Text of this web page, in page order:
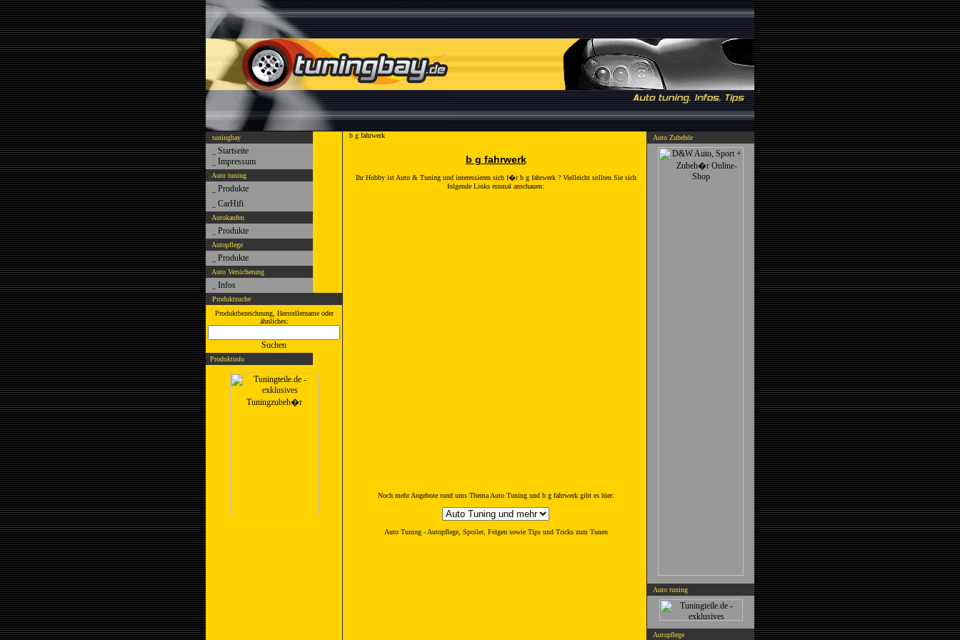
tuningbay
Startseite
Impressum
Auto tuning
Produkte
CarHifi
Autokaufen
Produkte
Autopflege
Produkte
Auto Versicherung
Infos
Produktsuche
Produktbezeichnung, Herstellername oder
ähnliches:
Suchen
Produktinfo
b g fahrwerk
b g fahrwerk
Ihr Hobby ist Auto & Tuning und interessieren sich f�rb g fahrwerk ? Vielleicht sollten Sie sich
folgende Links einmal anschauen:
Noch mehr Angebote rund ums Thema Auto Tuning und b g fahrwerk gibt es hier:
Auto Tuning - Autopflege, Spoiler, Felgen sowie Tips und Tricks zum Tunen
Auto Zubehör
Auto tuning
Autopflege